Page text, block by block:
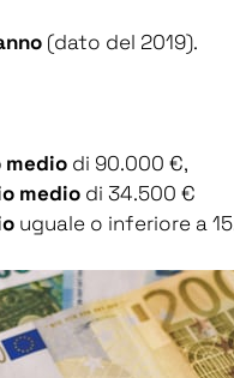
(dato del 2019).
di 90.000 €,
mediodi 34.500 €
uguale o inferiore a